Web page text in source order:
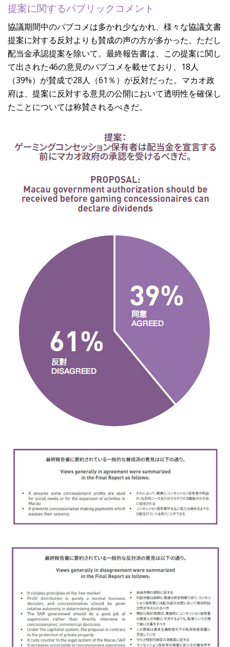
提案に関するパブリックコメント
協議期間中のパブコメは多かれ少なかれ、様々な協議文書
提案に対する反対よりも賛成の声の方が多かった。ただし
配当金承認提案を除いて。最終報告書は、この提案に関し
て出された46の意見のパブコメを載せており、18人
（39%）が賛成で28人（61％）が反対だった。マカオ政
府は、提案に反対する意見の公開において透明性を確保し
たことについては称賛されるべきだ。